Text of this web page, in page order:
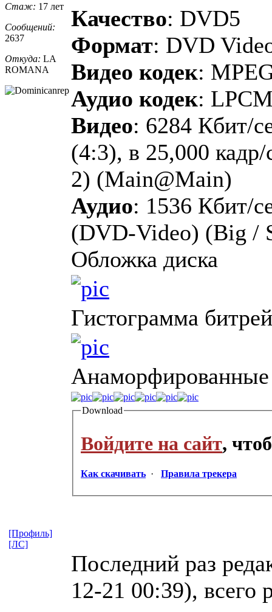
Стаж: 17 лет
Сообщений:
2637
Откуда: LA
ROMANA
Качество: DVD5
Формат: DVD
Видео кодек:
Аудио кодек:
Видео: 6284 Кбит/
(4:3), в 25,000
2) (Main@Main)
Аудио: 1536 Кбит/
(DVD-Video) (Big /
Обложка диска
Гистограмма
Download
Войдите на сайт,
Как скачивать · Правила трекера
Последний раз
12-21 00:39), всего
[Профиль]
[ЛС]